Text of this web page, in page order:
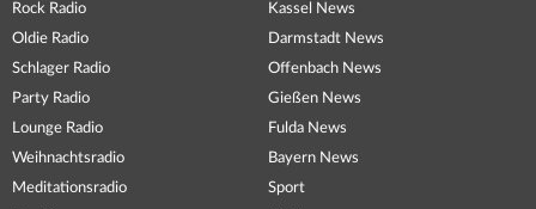
Rock Radio
Oldie Radio
Schlager Radio
Party Radio
Lounge Radio
Weihnachtsradio
Meditationsradio
Kassel News
Darmstadt News
Offenbach News
Gießen News
Fulda News
Bayern News
Sport